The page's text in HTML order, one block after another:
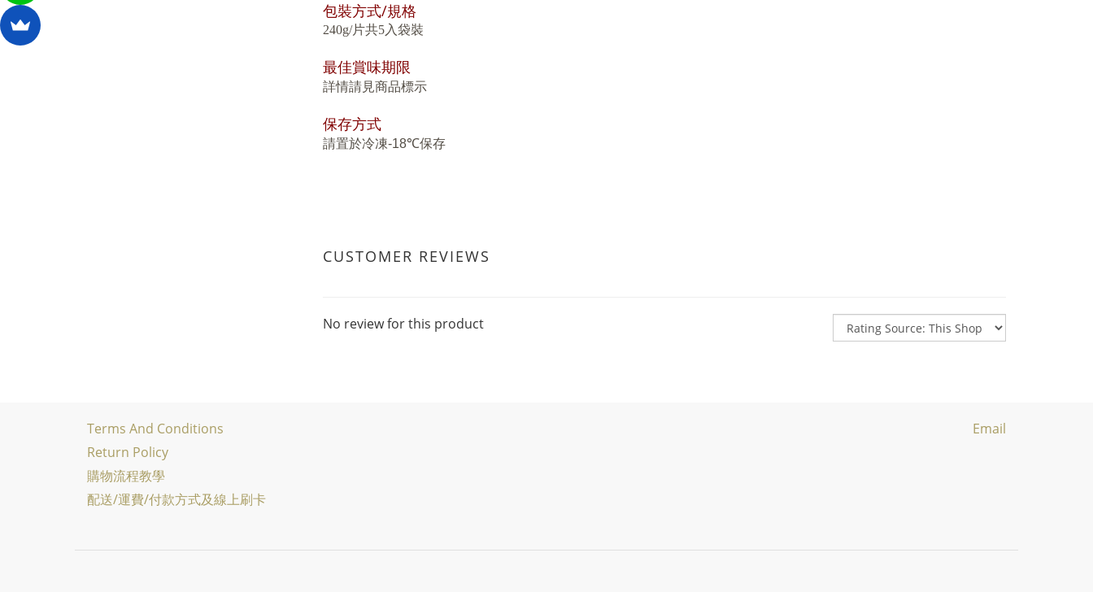
包裝方式/規格
240g/片共5入袋裝
最佳賞味期限
詳情請見商品標示
保存方式
請置於冷凍-18℃保存
CUSTOMER REVIEWS
No review for this product
Terms And Conditions
Return Policy
購物流程教學
配送/運費/付款方式及線上刷卡
Email